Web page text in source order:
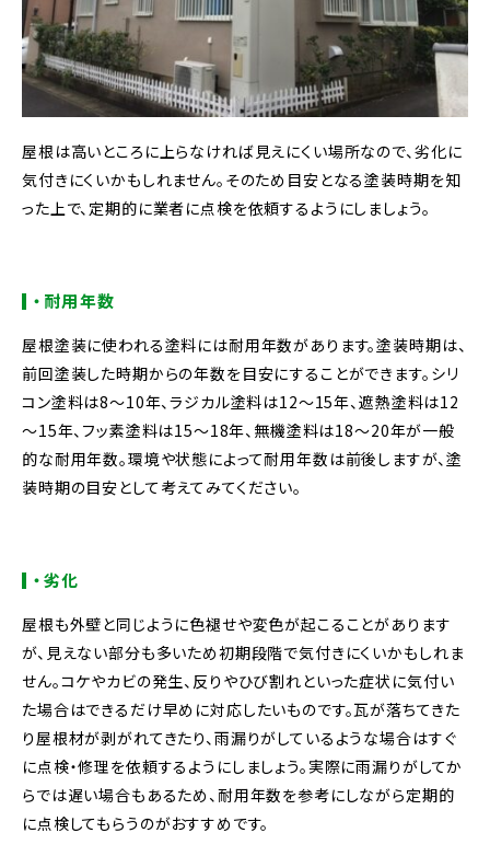
屋根は高いところに上らなければ見えにくい場所なので、劣化に
気付きにくいかもしれません。そのため目安となる塗装時期を知
った上で、定期的に業者に点検を依頼するようにしましょう。
・耐用年数
屋根塗装に使われる塗料には耐用年数があります。塗装時期は、
前回塗装した時期からの年数を目安にすることができます。シリ
コン塗料は8～10年、ラジカル塗料は12～15年、遮熱塗料は12
～15年、フッ素塗料は15～18年、無機塗料は18～20年が一般
的な耐用年数。環境や状態によって耐用年数は前後しますが、塗
装時期の目安として考えてみてください。
・劣化
屋根も外壁と同じように色褪せや変色が起こることがあります
が、見えない部分も多いため初期段階で気付きにくいかもしれま
せん。コケやカビの発生、反りやひび割れといった症状に気付い
た場合はできるだけ早めに対応したいものです。瓦が落ちてきた
り屋根材が剥がれてきたり、雨漏りがしているような場合はすぐ
に点検・修理を依頼するようにしましょう。実際に雨漏りがしてか
らでは遅い場合もあるため、耐用年数を参考にしながら定期的
に点検してもらうのがおすすめです。